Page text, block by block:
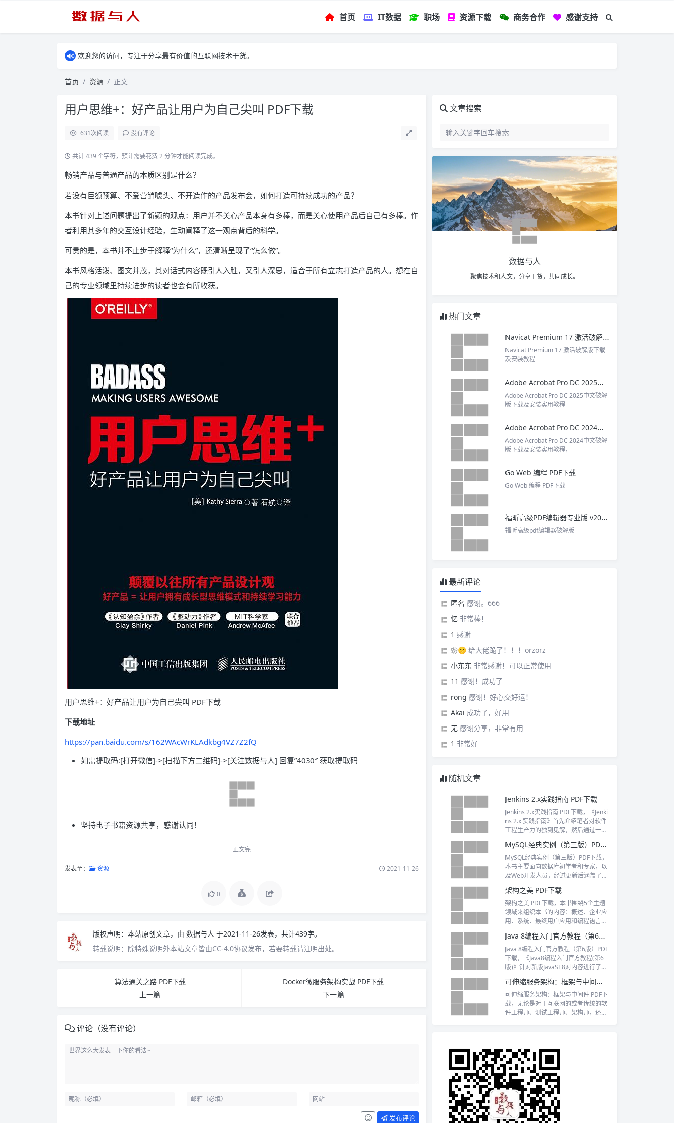
首页 IT数据 职场 资源下载 商务合作 感谢支持
欢迎您的访问，专注于分享最有价值的互联网技术干货。
首页 资源 正文
用户思维+：好产品让用户为自己尖叫 PDF下载
631次阅读 没有评论
共计 439 个字符，预计需要花费 2 分钟才能阅读完成。
畅销产品与普通产品的本质区别是什么？
若没有巨额预算、不爱营销噱头、不开造作的产品发布会，如何打造可持续成功的产品？
本书针对上述问题提出了新颖的观点：用户并不关心产品本身有多棒，而是关心使用产品后自己有多棒。作
者利用其多年的交互设计经验，生动阐释了这一观点背后的科学。
可贵的是，本书并不止步于解释“为什么”，还清晰呈现了“怎么做”。
本书风格活泼、图文并茂，其对话式内容既引人入胜，又引人深思，适合于所有立志打造产品的人。想在自
己的专业领域里持续进步的读者也会有所收获。
用户思维+：好产品让用户为自己尖叫 PDF下载
下载地址
https://pan.baidu.com/s/162WAcWrKLAdkbg4VZ7Z2fQ
如需提取码:[打开微信]->[扫描下方二维码]->[关注数据与人] 回复”4030″ 获取提取码
坚持电子书籍资源共享，感谢认同！
正文完
发表至： 资源 2021-11-26
0
版权声明： 本站原创文章，由 数据与人 于2021-11-26发表，共计439字。
转载说明： 除特殊说明外本站文章皆由CC-4.0协议发布，若要转载请注明出处。
算法通关之路 PDF下载
上一篇
Docker微服务架构实战 PDF下载
下一篇
评论（没有评论）
发布评论
文章搜索
数据与人
聚焦技术和人文，分享干货，共同成长。
热门文章
Navicat Premium 17 激活破解版下载及安装教程
Navicat Premium 17 激活破解版下载
及安装教程
Adobe Acrobat Pro DC 2025中文破解版下载及安装实用教程
Adobe Acrobat Pro DC 2025中文破解
版下载及安装实用教程
Adobe Acrobat Pro DC 2024中文破解版下载及安装实用教程
Adobe Acrobat Pro DC 2024中文破解
版下载及安装实用教程，
Go Web 编程 PDF下载
Go Web 编程 PDF下载
福昕高级PDF编辑器专业版 v2025 中文激活版
福昕高级pdf编辑器破解版
最新评论
匿名 感谢。666
忆 非常棒！
1 感谢
❀🤫 给大佬跪了！！！orzorz
小东东 非常感谢！可以正常使用
11 感谢！成功了
rong 感谢！好心交好运！
Akai 成功了，好用
无 感谢分享，非常有用
1 非常好
随机文章
Jenkins 2.x实践指南 PDF下载
Jenkins 2.x实践指南 PDF下载，《Jenki
ns 2.x 实践指南》首先介绍笔者对软件
工程生产力的独到见解，然后通过一个
s pipeline，接下来详细介绍Jenkins pip
eline 的语法，在Jenkins pipeline 中如
何实现持续集成、持续交付的各个阶
段，包括构建、测试、制品管理、部署
足需求时，扩展Jenkins pipeline 的多
种方式。最后介绍Jenkins 如何整合多
个第三方系统，以实现ChatOps 及自动
化运维；为避免读者出现“不知从哪里下
绍如何设计pipeline。
MySQL经典实例（第三版）PDF下载
MySQL经典实例（第三版）PDF下载，
本书主要面向数据库初学者和专家，以
及Web开发人员，经过更新后涵盖了M
Python、PHP、Java、Perl和Ruby的AP
I进行编程
架构之美 PDF下载
架构之美 PDF下载，本书围绕5个主题
领域来组织本书的内容：概述、企业应
用、系统、最终用户应用和编程语言。
他们选择的软件架构，剥开架构的各
层，展示他们如何让软件做到实现功
能、可靠、易用、高效率、可维护、可
移植和优雅。
Java 8编程入门官方教程（第6版）PDF下载
Java 8编程入门官方教程（第6版）PDF
下载，《Java8编程入门官方教程(第6
版)》针对新版JavaSE8对内容进行了全
可伸缩服务架构：框架与中间件 PDF下载
可伸缩服务架构：框架与中间件 PDF下
载，无论是对于互联网的或者传统的软
件工程师、测试工程师、架构师，还是
人员阅读的架构级技术书。